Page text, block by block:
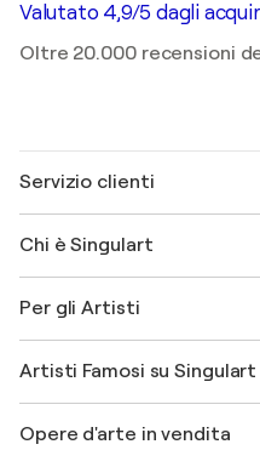
Valutato 4,9/5 dagli
Oltre 20.000 recensioni
Servizio clienti
Spedizione
Offri una carta regalo
Partecipa al nostro
Il mio account
Protezione acquirente
+39 694500608
Chi è Singulart
FAQ
Magazine di Singulart
Lavori
Scopri arte originale
Per gli Artisti
Accedi come Artista
Artisti Famosi su Singulart
Marc Chagall
Opere d'arte in vendita